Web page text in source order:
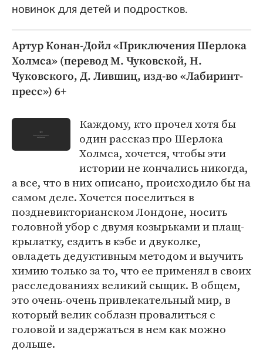
новинок для детей и подростков.
Артур Конан-Дойл «Приключения Шерлока
Холмса» (перевод М. Чуковской, Н.
Чуковского, Д. Лившиц, изд-во «Лабиринт-
пресс») 6+
Каждому, кто прочел хотя бы
один рассказ про Шерлока
Холмса, хочется, чтобы эти
истории не кончались никогда,
а все, что в них описано, происходило бы на
самом деле. Хочется поселиться в
поздневикторианском Лондоне, носить
головной убор с двумя козырьками и плащ-
крылатку, ездить в кэбе и двуколке,
овладеть дедуктивным методом и выучить
химию только за то, что ее применял в своих
расследованиях великий сыщик. В общем,
это очень-очень привлекательный мир, в
который велик соблазн провалиться с
головой и задержаться в нем как можно
дольше.